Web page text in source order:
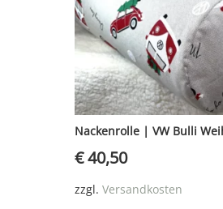
Nackenrolle | VW Bulli
€40,50
zzgl. Versandkosten